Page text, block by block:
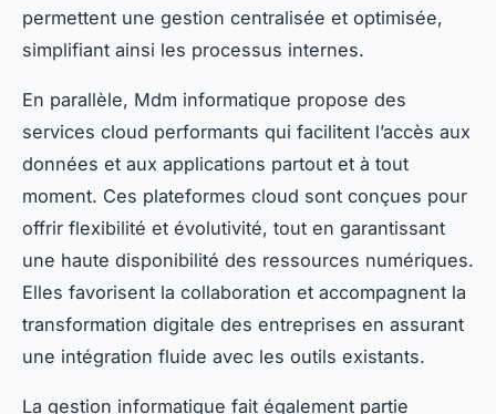
permettent une gestion centralisée et optimisée,
simplifiant ainsi les processus internes.
En parallèle, Mdm informatique propose des
services cloud performants qui facilitent l’accès aux
données et aux applications partout et à tout
moment. Ces plateformes cloud sont conçues pour
offrir flexibilité et évolutivité, tout en garantissant
une haute disponibilité des ressources numériques.
Elles favorisent la collaboration et accompagnent la
transformation digitale des entreprises en assurant
une intégration fluide avec les outils existants.
La gestion informatique fait également partie